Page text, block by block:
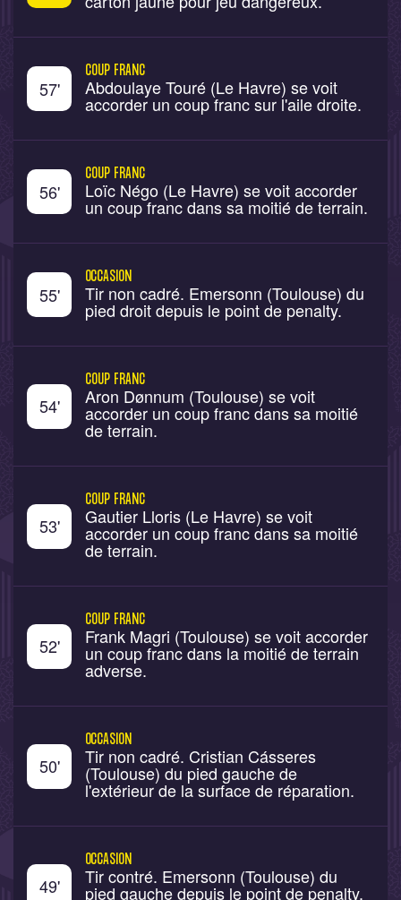
57'
COUP FRANC
Abdoulaye Touré (Le Havre) se voit
accorder un coup franc sur l'aile droite.
56'
COUP FRANC
Loïc Négo (Le Havre) se voit accorder
un coup franc dans sa moitié de terrain.
55'
OCCASION
Tir non cadré. Emersonn (Toulouse) du
pied droit depuis le point de penalty.
54'
COUP FRANC
Aron Dønnum (Toulouse) se voit
accorder un coup franc dans sa moitié
de terrain.
53'
COUP FRANC
Gautier Lloris (Le Havre) se voit
accorder un coup franc dans sa moitié
de terrain.
52'
COUP FRANC
Frank Magri (Toulouse) se voit accorder
un coup franc dans la moitié de terrain
adverse.
50'
OCCASION
Tir non cadré. Cristian Cásseres
(Toulouse) du pied gauche de
l'extérieur de la surface de réparation.
49'
OCCASION
Tir contré. Emersonn (Toulouse) du
pied gauche depuis le point de penalty.